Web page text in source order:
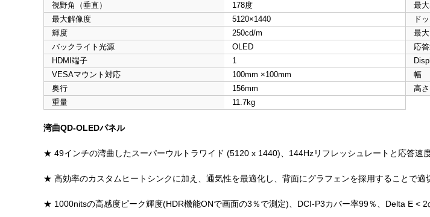
視野角（垂直）
178度 最
最大解像度
5120×1440 ド
輝度
250cd/m 最
バックライト光源
OLED 応
HDMI端子
1
VESAマウント対応
100mm ×100mm 幅
奥行
156mm 高さ
重量
11.7kg
湾曲QD-OLEDパネル
★ 49インチの湾曲したスーパーウルトラワイド (5120 x 1440)、144Hzリフレッシュレートと応答速
★ 高効率のカスタムヒートシンクに加え、通気性を最適化し、背面にグラフェンを採用することで
★ 1000nitsの高感度ピーク輝度(HDR機能ONで画面の3％で測定)、DCI-P3カバー率99％、Delta E <